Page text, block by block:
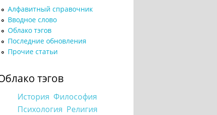
Алфавитный справочник
Вводное слово
Облако тэгов
Последние обновления
Прочие статьи
тэгов
История Философия
Психология Религия